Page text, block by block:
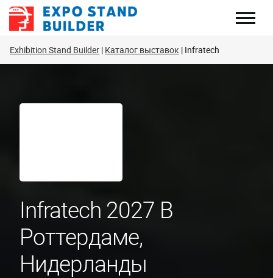
Перейти
Exhibition Stand Builder Каталог выставок Infratech
Infratech 2027 В
Роттердаме,
Нидерланды